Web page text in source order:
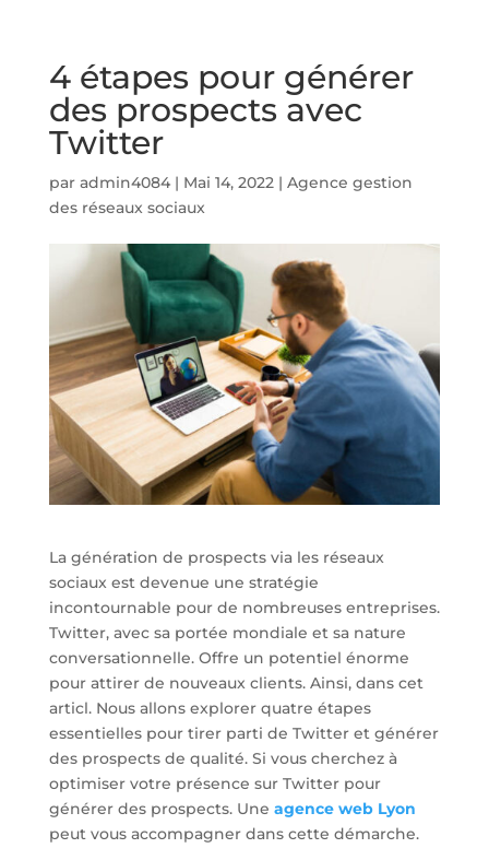
4 étapes pour générer
des prospects avec
Twitter
par admin4084| Mai 14, 2022| Agence gestion
des réseaux sociaux
La génération de prospects via les réseaux
sociaux est devenue une stratégie
incontournable pour de nombreuses entreprises.
Twitter, avec sa portée mondiale et sa nature
conversationnelle. Offre un potentiel énorme
pour attirer de nouveaux clients. Ainsi, dans cet
articl. Nous allons explorer quatre étapes
essentielles pour tirer parti de Twitter et générer
des prospects de qualité. Si vous cherchez à
optimiser votre présence sur Twitter pour
générer des prospects. Une agence web Lyon
peut vous accompagner dans cette démarche.